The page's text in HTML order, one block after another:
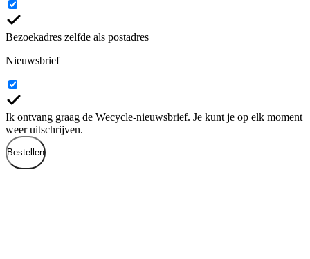
Bezoekadres zelfde als postadres
Nieuwsbrief
Ik ontvang graag de Wecycle-nieuwsbrief. Je kunt je op elk moment
weer uitschrijven.
Bestellen